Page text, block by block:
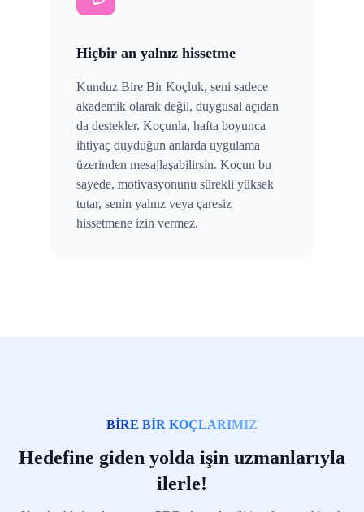
Hiçbir an yalnız hissetme
Kunduz Bire Bir Koçluk, seni sadece
akademik olarak değil, duygusal açıdan
da destekler. Koçunla, hafta boyunca
ihtiyaç duyduğun anlarda uygulama
üzerinden mesajlaşabilirsin. Koçun bu
sayede, motivasyonunu sürekli yüksek
tutar, senin yalnız veya çaresiz
hissetmene izin vermez.
BİRE BİR KOÇLARIMIZ
Hedefine giden yolda işin uzmanlarıyla
ilerle!